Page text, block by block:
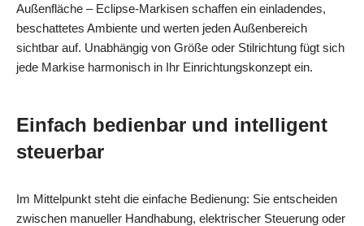
Außenfläche – Eclipse-Markisen schaffen ein einladendes,
beschattetes Ambiente und werten jeden Außenbereich
sichtbar auf. Unabhängig von Größe oder Stilrichtung fügt sich
jede Markise harmonisch in Ihr Einrichtungskonzept ein.
Einfach bedienbar und intelligent
steuerbar
Im Mittelpunkt steht die einfache Bedienung: Sie entscheiden
zwischen manueller Handhabung, elektrischer Steuerung oder